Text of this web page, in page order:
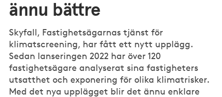
ännu bättre
Skyfall, Fastighetsägarnas tjänst för
klimatscreening, har fått ett nytt upplägg.
Sedan lanseringen 2022 har över 120
fastighetsägare analyserat sina fastigheters
utsatthet och exponering för olika klimatrisker.
Med det nya upplägget blir det ännu enklare